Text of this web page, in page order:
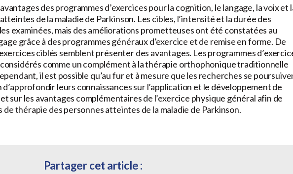
des programmes d’exercices pour la cognition, le langage, la voix et
de la maladie de Parkinson. Les cibles, l’intensité et la durée des
examinées, mais des améliorations prometteuses ont été constatées au
grâce à des programmes généraux d’exercice et de remise en forme. De
ciblés semblent présenter des avantages. Les programmes
comme un complément à la thérapie orthophonique traditionnelle
il est possible qu’au fur et à mesure que les recherches se
leurs connaissances sur l’application et le développement de
sur les avantages complémentaires de l’exercice physique général afin de
de thérapie des personnes atteintes de la maladie de Parkinson.
Partager cet article :